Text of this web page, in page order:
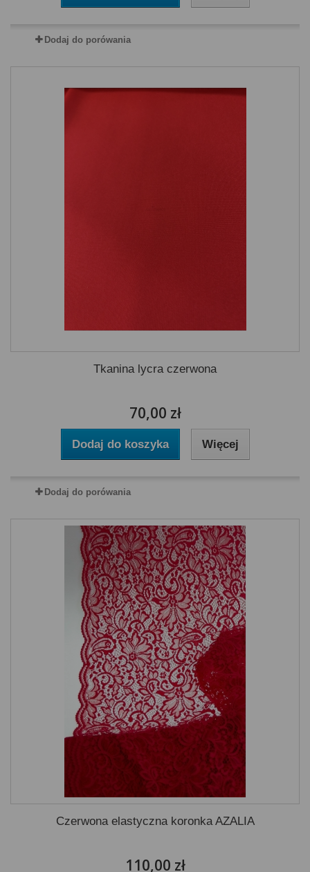
Dodaj do porówania
Tkanina lycra czerwona
70,00 zł
Dodaj do koszyka Więcej
Dodaj do porówania
Czerwona elastyczna koronka AZALIA
110,00 zł